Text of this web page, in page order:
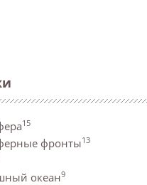
15
фронты13
океан9